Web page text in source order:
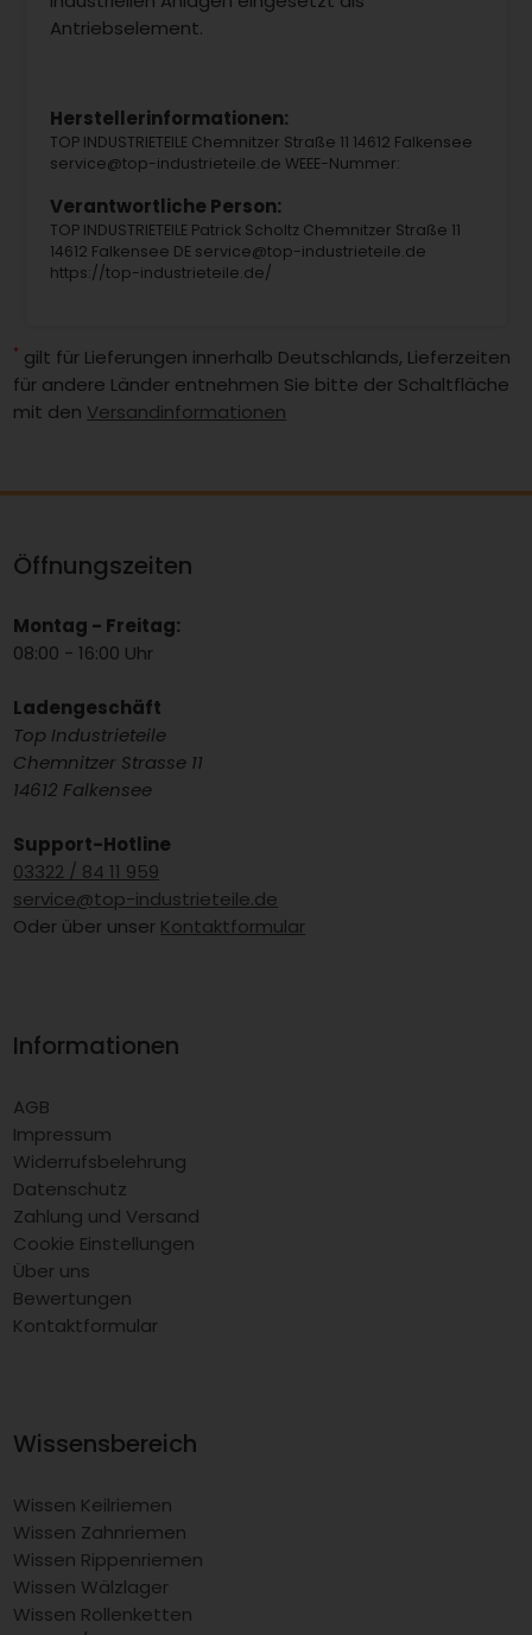
Antriebselement.
Herstellerinformationen:
TOP INDUSTRIETEILE Chemnitzer Straße 11 14612 Falkensee
service@top-industrieteile.de WEEE-Nummer:
Verantwortliche Person:
TOP INDUSTRIETEILE Patrick Scholtz Chemnitzer Straße 11
14612 Falkensee DE service@top-industrieteile.de
https://top-industrieteile.de/
* gilt für Lieferungen innerhalb Deutschlands, Lieferzeiten
für andere Länder entnehmen Sie bitte der Schaltfläche
mit den Versandinformationen
Öffnungszeiten
Montag - Freitag:
08:00 - 16:00 Uhr
Ladengeschäft
Top Industrieteile
Chemnitzer Strasse 11
14612 Falkensee
Support-Hotline
03322 / 84 11 959
service@top-industrieteile.de
Oder über unser Kontaktformular
Informationen
AGB
Impressum
Widerrufsbelehrung
Datenschutz
Zahlung und Versand
Cookie Einstellungen
Über uns
Bewertungen
Kontaktformular
Wissensbereich
Wissen Keilriemen
Wissen Zahnriemen
Wissen Rippenriemen
Wissen Wälzlager
Wissen Rollenketten